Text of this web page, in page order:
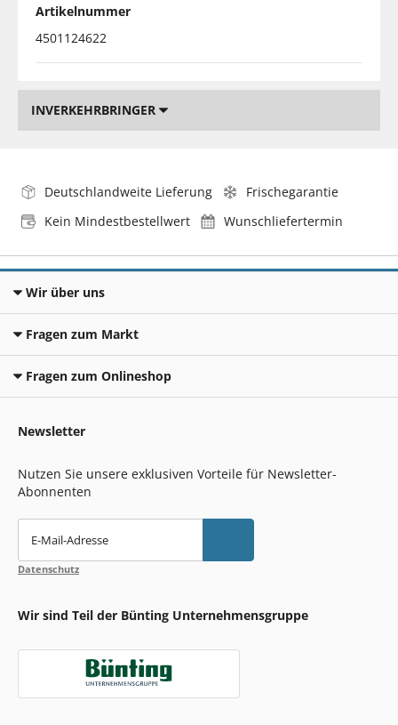
Artikelnummer
4501124622
INVERKEHRBRINGER
Deutschlandweite Lieferung
Frischegarantie
Kein Mindestbestellwert
Wunschliefertermin
Wir über uns
Fragen zum Markt
Fragen zum Onlineshop
Newsletter
Nutzen Sie unsere exklusiven Vorteile für Newsletter-
Abonnenten
E-Mail-Adresse
Datenschutz
Wir sind Teil der Bünting Unternehmensgruppe